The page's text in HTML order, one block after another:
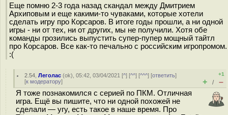
Еще помню 2-3 года назад скандал между Дмитрием
Архиповым и еще какими-то чуваками, которые хотели
сделать игру про Корсаров. В итоге годы прошли, а ни одной
игры - ни от тех, ни от других, мы не получили. Хотя обе
команды грозились выпустить супер-пупер мощный тайтл
про Корсаров. Все как-то печально с российским игропромом.
:(
2.54 ,Леголас (ok), 05:42, 03/04/2021 [^] [^^] [^^^] [ответить]
[к модератору]
+1
+ / –
Я тоже познакомился с серией по ПКМ. Отличная
игра. Ещё вы пишите, что ни одной похожей не
сделали — угу, есть такое в наше время. Про